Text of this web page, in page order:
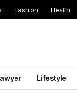
Fashion Health
Lifestyle